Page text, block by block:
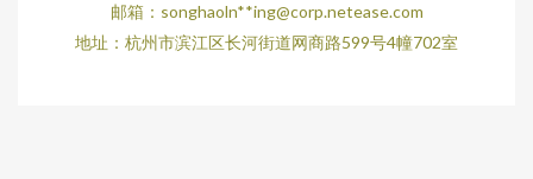
邮箱：songhaoln**ing@corp.netease.com
地址：杭州市滨江区长河街道网商路599号4幢702室